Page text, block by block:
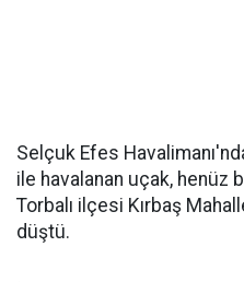
Selçuk Efes
ile havalanan uçak, henüz
Torbalı ilçesi Kırbaş
düştü.